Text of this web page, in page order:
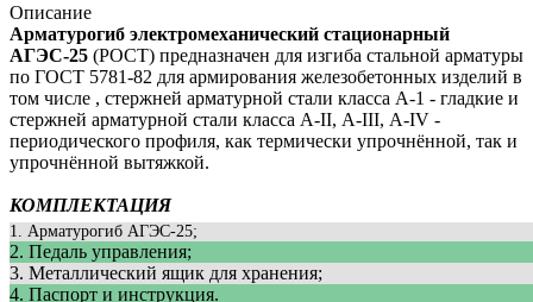
Описание
Арматурогиб электромеханический стационарный
АГЭС-25 (РОСТ) предназначен для изгиба стальной арматуры
по ГОСТ 5781-82 для армирования железобетонных изделий в
том числе , стержней арматурной стали класса А-1 - гладкие и
стержней арматурной стали класса А-II, А-III, А-IV -
периодического профиля, как термически упрочнённой, так и
упрочнённой вытяжкой.
КОМПЛЕКТАЦИЯ
1. Арматурогиб АГЭС-25;
2. Педаль управления;
3. Металлический ящик для хранения;
4. Паспорт и инструкция.